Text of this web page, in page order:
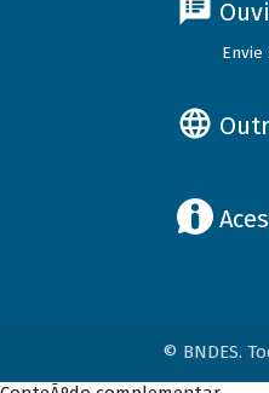
Envie
© BNDES.